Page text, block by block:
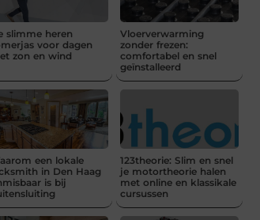
slimme heren
voor dagen
zon en wind
Vloerverwarming
zonder frezen:
comfortabel en snel
geïnstalleerd
een lokale
in Den Haag
is bij
123theorie: Slim en snel
je motortheorie halen
met online en klassikale
cursussen